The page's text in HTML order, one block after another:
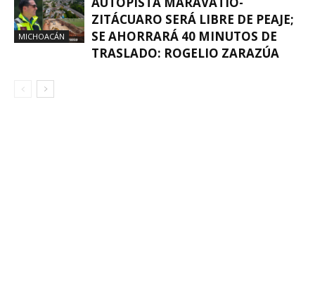
MICHOACÁN
ZITÁCUARO SERÁ LIBRE DE PEAJE;
SE AHORRARÁ 40 MINUTOS DE
TRASLADO: ROGELIO ZARAZÚA